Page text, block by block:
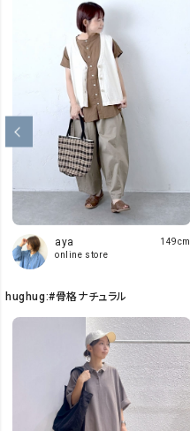
aya
online store
149cm
hughug:#骨格ナチュラル